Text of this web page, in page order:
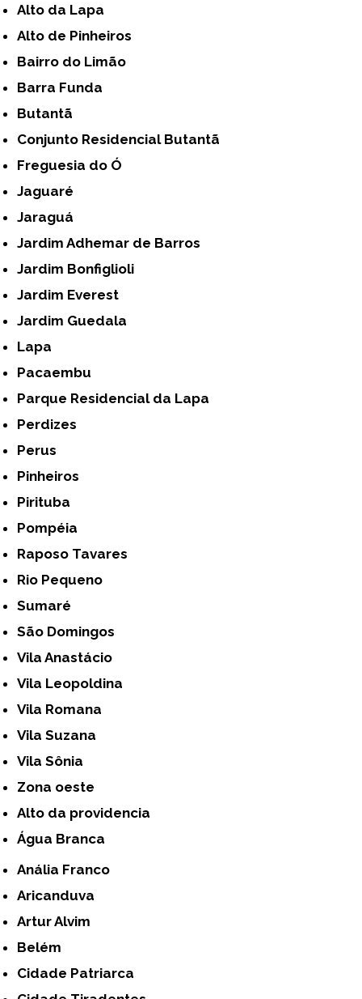
Alto da Lapa
Alto de Pinheiros
Bairro do Limão
Barra Funda
Butantã
Conjunto Residencial Butantã
Freguesia do Ó
Jaguaré
Jaraguá
Jardim Adhemar de Barros
Jardim Bonfiglioli
Jardim Everest
Jardim Guedala
Lapa
Pacaembu
Parque Residencial da Lapa
Perdizes
Perus
Pinheiros
Pirituba
Pompéia
Raposo Tavares
Rio Pequeno
Sumaré
São Domingos
Vila Anastácio
Vila Leopoldina
Vila Romana
Vila Suzana
Vila Sônia
Zona oeste
alto da providencia
Água Branca
Anália Franco
Aricanduva
Artur Alvim
Belém
Cidade Patriarca